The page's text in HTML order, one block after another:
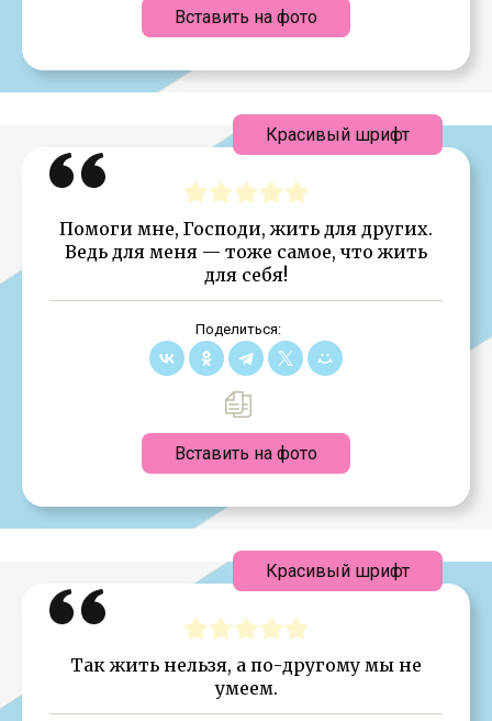
Вставить на фото
Помоги мне, Господи, жить для других.
Ведь для меня — тоже самое, что жить
для себя!
Поделиться:
Вставить на фото
Красивый шрифт
Так жить нельзя, а по-другому мы не
умеем.
Красивый шрифт